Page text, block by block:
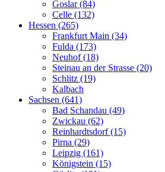
Goslar (84)
Celle (132)
Hessen (265)
Frankfurt Main (34)
Fulda (173)
Neuhof (18)
Steinau an der Strasse (20)
Schlitz (19)
Kalbach
Sachsen (641)
Bad Schandau (49)
Zwickau (62)
Reinhardtsdorf (15)
Pirna (29)
Leipzig (161)
Königstein (15)